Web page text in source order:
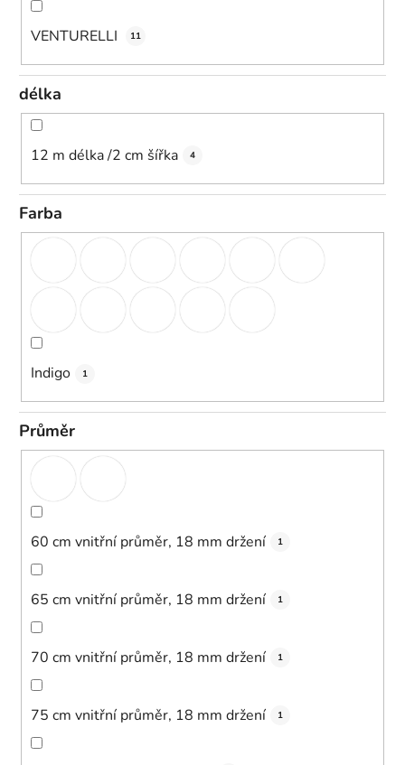
VENTURELLI 11
délka
12 m délka /2 cm šířka 4
Farba
Indigo 1
Průměr
60 cm vnitřní průměr, 18 mm držení 1
65 cm vnitřní průměr, 18 mm držení 1
70 cm vnitřní průměr, 18 mm držení 1
75 cm vnitřní průměr, 18 mm držení 1